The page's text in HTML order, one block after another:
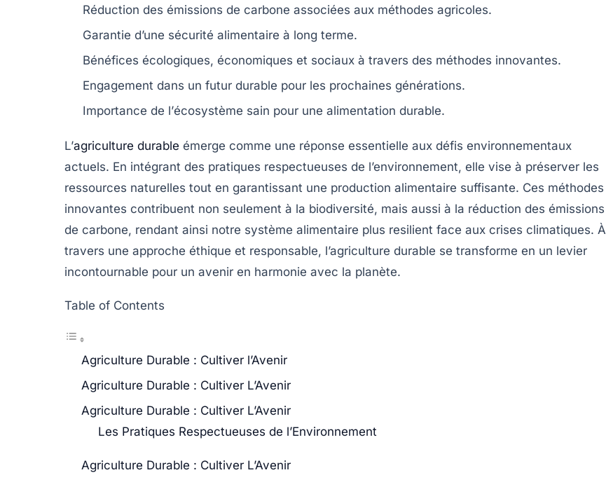
Réduction des émissions de carbone associées aux méthodes agricoles.
Garantie d’une sécurité alimentaire à long terme.
Bénéfices écologiques, économiques et sociaux à travers des méthodes innovantes.
Engagement dans un futur durable pour les prochaines générations.
Importance de l’écosystème sain pour une alimentation durable.
L’agriculture durable émerge comme une réponse essentielle aux défis environnementaux
actuels. En intégrant des pratiques respectueuses de l’environnement, elle vise à préserver les
ressources naturelles tout en garantissant une production alimentaire suffisante. Ces méthodes
innovantes contribuent non seulement à la biodiversité, mais aussi à la réduction des émissions
de carbone, rendant ainsi notre système alimentaire plus resilient face aux crises climatiques. À
travers une approche éthique et responsable, l’agriculture durable se transforme en un levier
incontournable pour un avenir en harmonie avec la planète.
Table of Contents
Agriculture Durable : Cultiver l’Avenir
Agriculture Durable : Cultiver L’Avenir
Agriculture Durable : Cultiver L’Avenir
Les Pratiques Respectueuses de l’Environnement
Agriculture Durable : Cultiver L’Avenir